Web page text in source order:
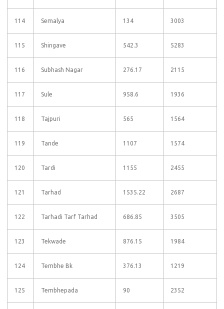
114 Semalya 134 3003
115 Shingave 542.3 5283
116 Subhash Nagar 276.17 2115
117 Sule 958.6 1936
118 Tajpuri 565 1564
119 Tande 1107 1574
120 Tardi 1155 2455
121 Tarhad 1535.22 2687
122 Tarhadi Tarf Tarhad 686.85 3505
123 Tekwade 876.15 1984
124 Tembhe Bk 376.13 1219
125 Tembhepada 90 2352